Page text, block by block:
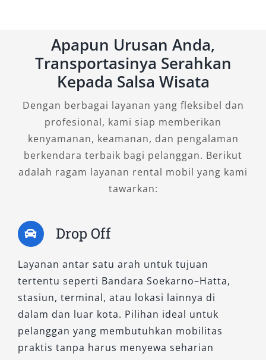
Untuk Anda yang menginginkan kemewahan
ekstra dalam perjalanan, HiAce Premio Luxury
adalah pilihan terbaik. Tipe ini dirancang
khusus dengan fitur interior eksklusif seperti
captain seat, meja lipat, ambient lighting, dan
material jok premium. Unit ini sangat ideal
digunakan untuk perjalanan VIP, tamu
istimewa perusahaan, atau kebutuhan keluarga
besar yang ingin kenyamanan optimal.
Fasilitas kabin mewah setara MPV
eksekutif
Suasana interior lebih private dan nyaman
Sangat cocok untuk layanan rental Hiace
Tangerang dengan sopir profesional
Memberikan pengalaman berkendara
berkelas
Apapun Urusan Anda,
Transportasinya Serahkan
Kepada Salsa Wisata
Dengan berbagai layanan yang fleksibel dan
profesional, kami siap memberikan
kenyamanan, keamanan, dan pengalaman
berkendara terbaik bagi pelanggan. Berikut
adalah ragam layanan rental mobil yang kami
tawarkan:
Drop Off
Layanan antar satu arah untuk tujuan
tertentu seperti Bandara Soekarno–Hatta,
stasiun, terminal, atau lokasi lainnya di
dalam dan luar kota. Pilihan ideal untuk
pelanggan yang membutuhkan mobilitas
praktis tanpa harus menyewa seharian